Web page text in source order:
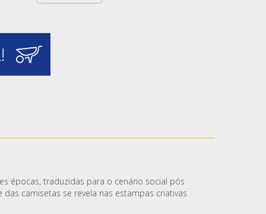
épocas, traduzidas para o cenário social pós
camisetas se revela nas estampas criativas